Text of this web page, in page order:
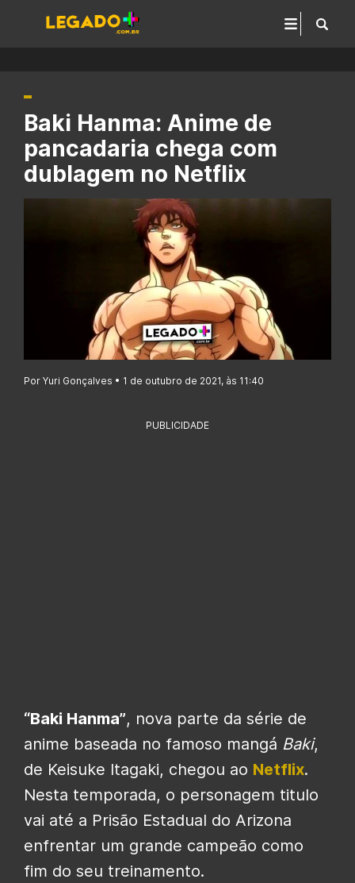
Baki Hanma: Anime de
pancadaria chega com
dublagem no Netflix
Por Yuri Gonçalves • 1 de outubro de 2021, às 11:40
PUBLICIDADE
“Baki Hanma”, nova parte da série de
anime baseada no famoso mangá Baki,
de Keisuke Itagaki, chegou ao Netflix.
Nesta temporada, o personagem titulo
vai até a Prisão Estadual do Arizona
enfrentar um grande campeão como
fim do seu treinamento.